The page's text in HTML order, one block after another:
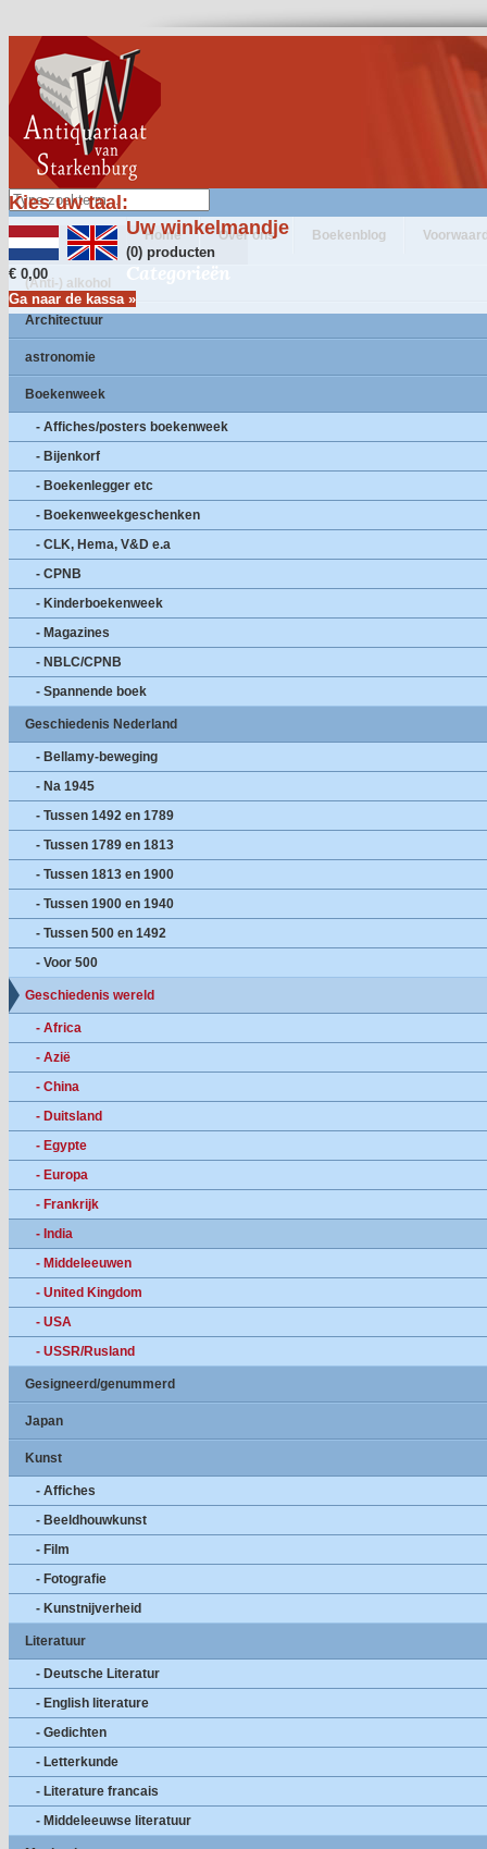
Kies uw taal:
Uw winkelmandje
(0) producten
€ 0,00
Ga naar de kassa »
Home Over ons Boekenblog
Categorieën
(Anti-) alkohol
Architectuur
astronomie
Boekenweek
- Affiches/posters boekenweek
- Bijenkorf
- Boekenlegger etc
- Boekenweekgeschenken
- CLK, Hema, V&D e.a
- CPNB
- Kinderboekenweek
- Magazines
- NBLC/CPNB
- Spannende boek
Geschiedenis Nederland
- Bellamy-beweging
- Na 1945
- Tussen 1492 en 1789
- Tussen 1789 en 1813
- Tussen 1813 en 1900
- Tussen 1900 en 1940
- Tussen 500 en 1492
- Voor 500
Geschiedenis wereld
- Africa
- Azië
- China
- Duitsland
- Egypte
- Europa
- Frankrijk
- India
- Middeleeuwen
- United Kingdom
- USA
- USSR/Rusland
Gesigneerd/genummerd
Japan
Kunst
- Affiches
- Beeldhouwkunst
- Film
- Fotografie
- Kunstnijverheid
Literatuur
- Deutsche Literatur
- English literature
- Gedichten
- Letterkunde
- Literature francais
- Middeleeuwse literatuur